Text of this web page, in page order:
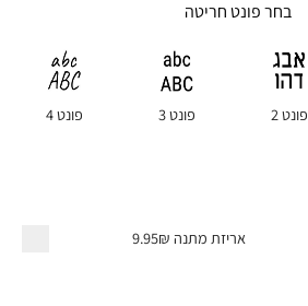
בחר פונט חריטה
פונט 2 פונט 3 פונט 4
אריזת מתנה 9.95₪